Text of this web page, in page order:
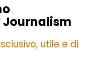
Journalism
utile e di